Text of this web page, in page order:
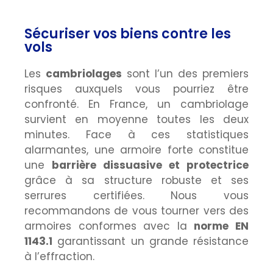
Sécuriser vos biens contre les
vols
Les cambriolages sont l’un des premiers
risques auxquels vous pourriez être
confronté. En France, un cambriolage
survient en moyenne toutes les deux
minutes. Face à ces statistiques
alarmantes, une armoire forte constitue
une barrière dissuasive et protectrice
grâce à sa structure robuste et ses
serrures certifiées. Nous vous
recommandons de vous tourner vers des
armoires conformes avec la norme EN
1143.1 garantissant un grande résistance
à l’effraction.